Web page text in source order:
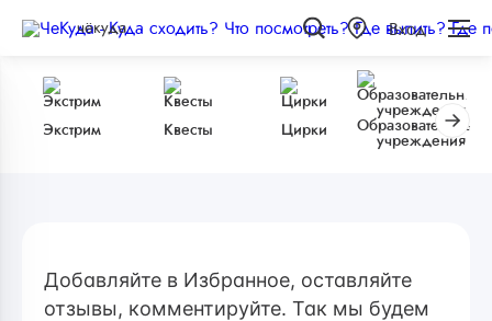
чёкуда Вход
Экстрим Квесты Цирки
Образовательные
учреждения
Добавляйте в Избранное, оставляйте
отзывы, комментируйте. Так мы будем